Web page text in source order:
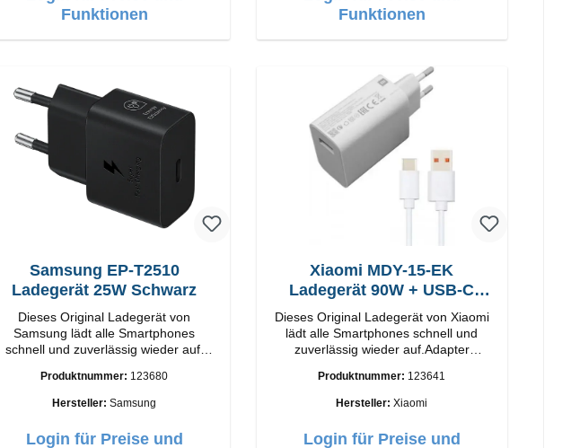
Funktionen
Funktionen
Samsung EP-T2510
Ladegerät 25W Schwarz
Dieses Original Ladegerät von
Samsung lädt alle Smartphones
schnell und zuverlässig wieder auf.
Hochwertige Verarbeitung Anschlüsse:
USB-C Output: 25W Farbe: Schwarz
Produktnummer: 123680
Hersteller:Samsung
Login für Preise und
Xiaomi MDY-15-EK
Ladegerät 90W + USB-C
Kabel
Dieses Original Ladegerät von Xiaomi
lädt alle Smartphones schnell und
zuverlässig wieder auf.Adapter
Verarbeitung Anschlüsse: USB-A
Weiss
Produktnummer: 123641
Hersteller:Xiaomi
Login für Preise und